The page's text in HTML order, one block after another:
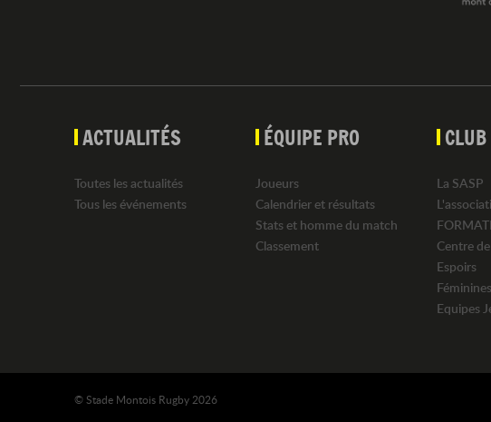
ACTUALITÉS
Toutes les actualités
Tous les événements
ÉQUIPE PRO
Joueurs
Calendrier et résultats
Stats et homme du match
Classement
CLUB
La SASP
Centre
Espoirs
Féminines
Equipes
© Stade Montois Rugby 2026